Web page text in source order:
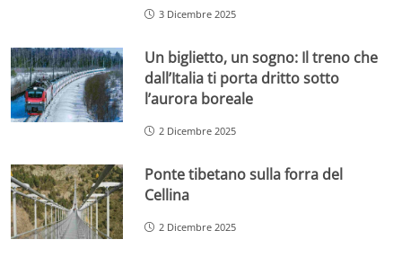
3 Dicembre 2025
Un biglietto, un sogno: Il treno che
dall’Italia ti porta dritto sotto
l’aurora boreale
2 Dicembre 2025
Ponte tibetano sulla forra del
Cellina
2 Dicembre 2025